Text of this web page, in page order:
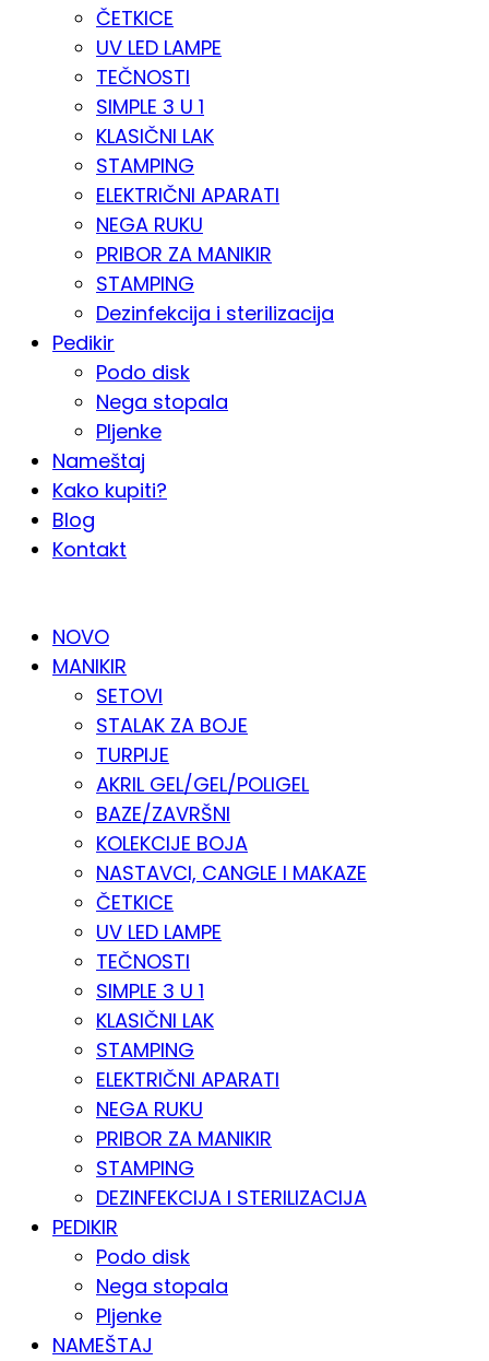
ČETKICE
UV LED LAMPE
TEČNOSTI
SIMPLE 3 U 1
KLASIČNI LAK
STAMPING
ELEKTRIČNI APARATI
NEGA RUKU
PRIBOR ZA MANIKIR
STAMPING
Dezinfekcija i sterilizacija
Pedikir
Podo disk
Nega stopala
Pljenke
Nameštaj
Kako kupiti?
Blog
Kontakt
NOVO
MANIKIR
SETOVI
STALAK ZA BOJE
TURPIJE
AKRIL GEL/GEL/POLIGEL
BAZE/ZAVRŠNI
KOLEKCIJE BOJA
NASTAVCI, CANGLE I MAKAZE
ČETKICE
UV LED LAMPE
TEČNOSTI
SIMPLE 3 U 1
KLASIČNI LAK
STAMPING
ELEKTRIČNI APARATI
NEGA RUKU
PRIBOR ZA MANIKIR
STAMPING
DEZINFEKCIJA I STERILIZACIJA
PEDIKIR
Podo disk
Nega stopala
Pljenke
NAMEŠTAJ